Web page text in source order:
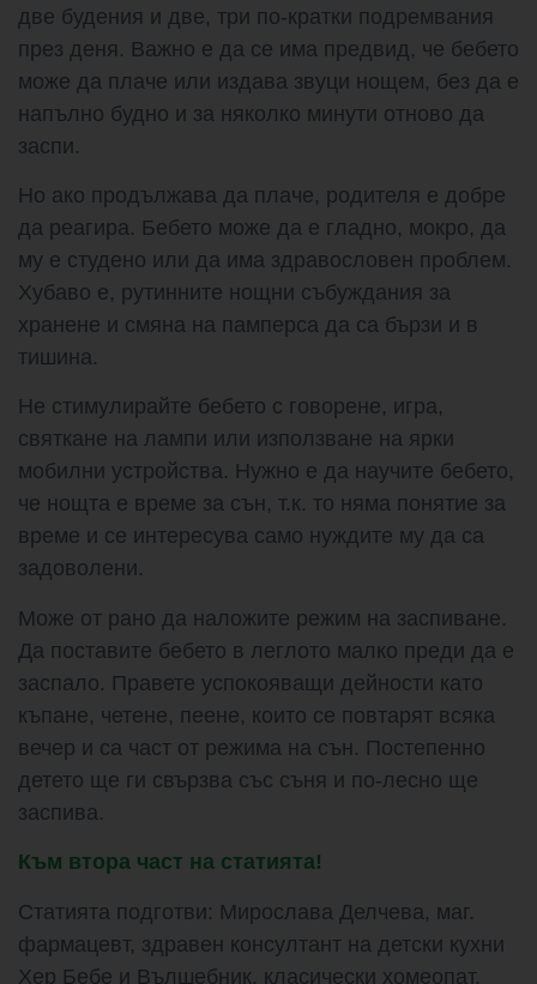
две будения и две, три по-кратки подремвания
през деня. Важно е да се има предвид, че бебето
може да плаче или издава звуци нощем, без да е
напълно будно и за няколко минути отново да
заспи.
Но ако продължава да плаче, родителя е добре
да реагира. Бебето може да е гладно, мокро, да
му е студено или да има здравословен проблем.
Хубаво е, рутинните нощни събуждания за
хранене и смяна на памперса да са бързи и в
тишина.
Не стимулирайте бебето с говорене, игра,
святкане на лампи или използване на ярки
мобилни устройства. Нужно е да научите бебето,
че нощта е време за сън, т.к. то няма понятие за
време и се интересува само нуждите му да са
задоволени.
Може от рано да наложите режим на заспиване.
Да поставите бебето в леглото малко преди да е
заспало. Правете успокояващи дейности като
къпане, четене, пеене, които се повтарят всяка
вечер и са част от режима на сън. Постепенно
детето ще ги свързва със съня и по-лесно ще
заспива.
Към втора част на статията!
Статията подготви: Мирослава Делчева, маг.
фармацевт, здравен консултант на детски кухни
Хер Бебе и Вълшебник, класически хомеопат,